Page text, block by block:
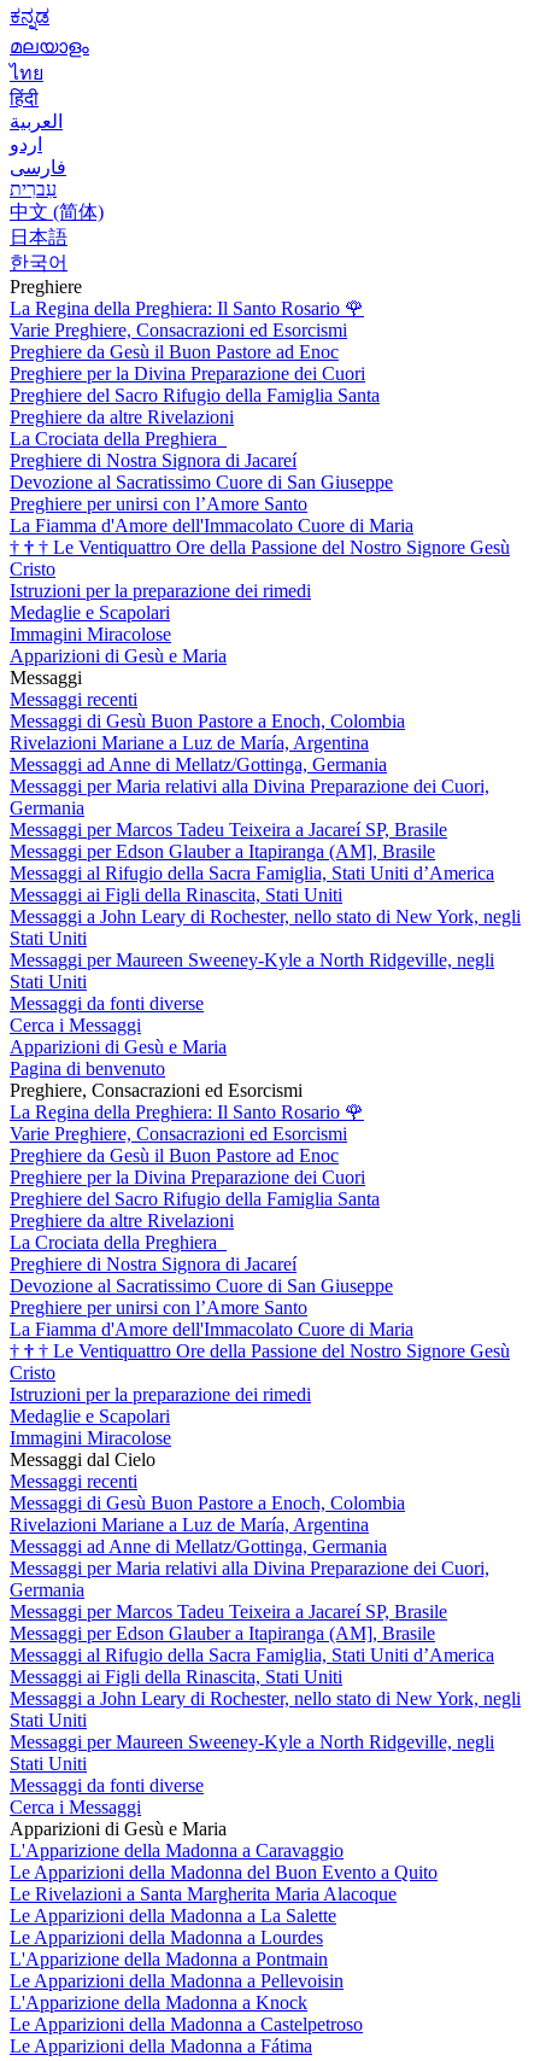
ಕನ್ನಡ
മലയാളം
ไทย
हिंदी
العربية
اردو
فارسی
עִברִית
中文 (简体)
日本語
한국어
Preghiere
La Regina della Preghiera: Il Santo Rosario 🌹
Varie Preghiere, Consacrazioni ed Esorcismi
Preghiere da Gesù il Buon Pastore ad Enoc
Preghiere per la Divina Preparazione dei Cuori
Preghiere del Sacro Rifugio della Famiglia Santa
Preghiere da altre Rivelazioni
La Crociata della Preghiera
Preghiere di Nostra Signora di Jacareí
Devozione al Sacratissimo Cuore di San Giuseppe
Preghiere per unirsi con l’Amore Santo
La Fiamma d'Amore dell'Immacolato Cuore di Maria
† † † Le Ventiquattro Ore della Passione del Nostro Signore Gesù
Cristo
Istruzioni per la preparazione dei rimedi
Medaglie e Scapolari
Immagini Miracolose
Apparizioni di Gesù e Maria
Messaggi
Messaggi recenti
Messaggi di Gesù Buon Pastore a Enoch, Colombia
Rivelazioni Mariane a Luz de María, Argentina
Messaggi ad Anne di Mellatz/Gottinga, Germania
Messaggi per Maria relativi alla Divina Preparazione dei Cuori,
Germania
Messaggi per Marcos Tadeu Teixeira a Jacareí SP, Brasile
Messaggi per Edson Glauber a Itapiranga (AM], Brasile
Messaggi al Rifugio della Sacra Famiglia, Stati Uniti d’America
Messaggi ai Figli della Rinascita, Stati Uniti
Messaggi a John Leary di Rochester, nello stato di New York, negli
Stati Uniti
Messaggi per Maureen Sweeney-Kyle a North Ridgeville, negli
Stati Uniti
Messaggi da fonti diverse
Cerca i Messaggi
Apparizioni di Gesù e Maria
Pagina di benvenuto
Preghiere, Consacrazioni ed Esorcismi
La Regina della Preghiera: Il Santo Rosario 🌹
Varie Preghiere, Consacrazioni ed Esorcismi
Preghiere da Gesù il Buon Pastore ad Enoc
Preghiere per la Divina Preparazione dei Cuori
Preghiere del Sacro Rifugio della Famiglia Santa
Preghiere da altre Rivelazioni
La Crociata della Preghiera
Preghiere di Nostra Signora di Jacareí
Devozione al Sacratissimo Cuore di San Giuseppe
Preghiere per unirsi con l’Amore Santo
La Fiamma d'Amore dell'Immacolato Cuore di Maria
† † † Le Ventiquattro Ore della Passione del Nostro Signore Gesù
Cristo
Istruzioni per la preparazione dei rimedi
Medaglie e Scapolari
Immagini Miracolose
Messaggi dal Cielo
Messaggi recenti
Messaggi di Gesù Buon Pastore a Enoch, Colombia
Rivelazioni Mariane a Luz de María, Argentina
Messaggi ad Anne di Mellatz/Gottinga, Germania
Messaggi per Maria relativi alla Divina Preparazione dei Cuori,
Germania
Messaggi per Marcos Tadeu Teixeira a Jacareí SP, Brasile
Messaggi per Edson Glauber a Itapiranga (AM], Brasile
Messaggi al Rifugio della Sacra Famiglia, Stati Uniti d’America
Messaggi ai Figli della Rinascita, Stati Uniti
Messaggi a John Leary di Rochester, nello stato di New York, negli
Stati Uniti
Messaggi per Maureen Sweeney-Kyle a North Ridgeville, negli
Stati Uniti
Messaggi da fonti diverse
Cerca i Messaggi
Apparizioni di Gesù e Maria
L'Apparizione della Madonna a Caravaggio
Le Apparizioni della Madonna del Buon Evento a Quito
Le Rivelazioni a Santa Margherita Maria Alacoque
Le Apparizioni della Madonna a La Salette
Le Apparizioni della Madonna a Lourdes
L'Apparizione della Madonna a Pontmain
Le Apparizioni della Madonna a Pellevoisin
L'Apparizione della Madonna a Knock
Le Apparizioni della Madonna a Castelpetroso
Le Apparizioni della Madonna a Fátima